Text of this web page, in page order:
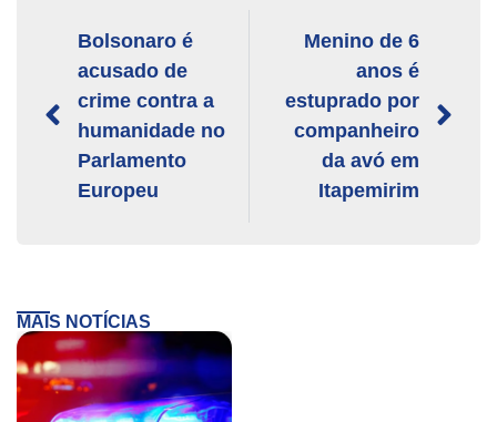
Bolsonaro é
acusado de
crime contra a
humanidade no
Parlamento
Europeu
Menino de 6
anos é
estuprado por
companheiro
da avó em
Itapemirim
MAIS NOTÍCIAS